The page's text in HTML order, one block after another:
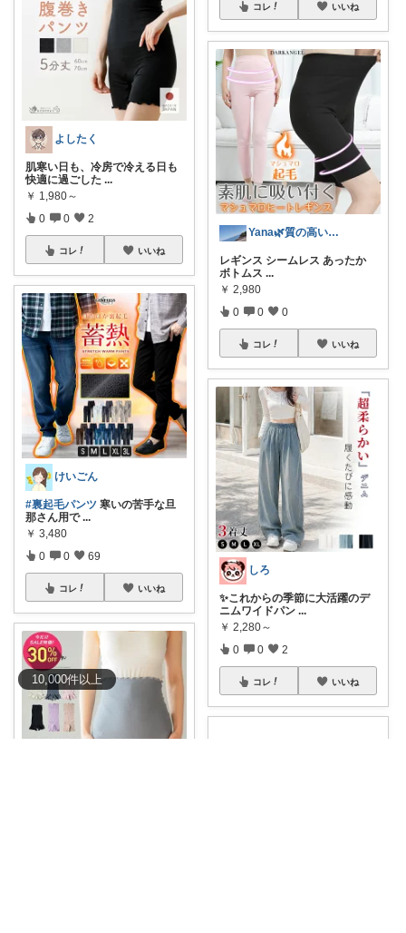
10,000件以上
よしたく
肌寒い日も、冷房で冷える日も
快適に過ごした ...
￥ 1,980～
0 0 2
コレ いいね
けいごん
#裏起毛パンツ 寒いの苦手な旦
那さん用で ...
￥ 3,480
0 0 69
コレ いいね
コレ いいね
Yana🌿質の高い暮らしのROOM
レギンス シームレス あったか
ボトムス ...
￥ 2,980
0 0 0
コレ いいね
しろ
✨これからの季節に大活躍のデ
ニムワイドパン ...
￥ 2,280～
0 0 2
コレ いいね